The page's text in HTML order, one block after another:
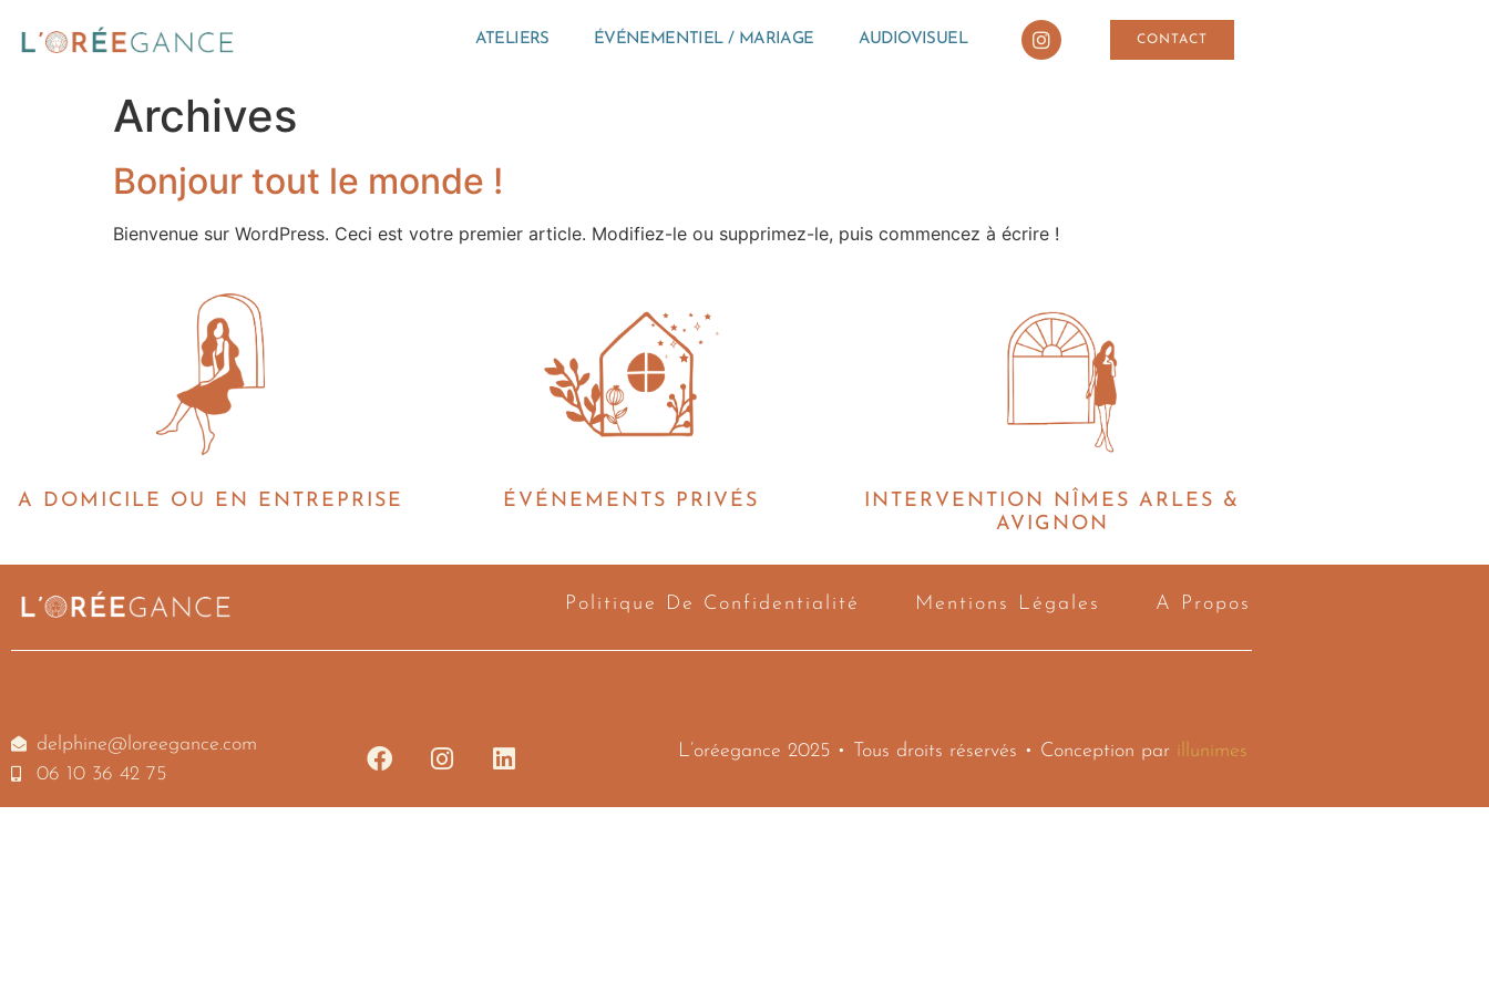
ATELIERS ÉVÉNEMENTIEL / MARIAGE AUDIOVISUEL CONTACT
Archives
Bonjour tout le monde !
Bienvenue sur WordPress. Ceci est votre premier article. Modifiez-le ou supprimez-le, puis commencez à écrire !
A DOMICILE OU EN ENTREPRISE ÉVÉNEMENTS PRIVÉS
INTERVENTION NÎMES ARLES &
AVIGNON
Politique De Confidentialité Mentions Légales A Propos
delphine@loreegance.com
06 10 36 42 75
L’oréegance 2025 • Tous droits réservés • Conception par illunimes